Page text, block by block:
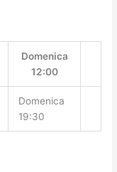
Domenica
12:00
Domenica
19:30